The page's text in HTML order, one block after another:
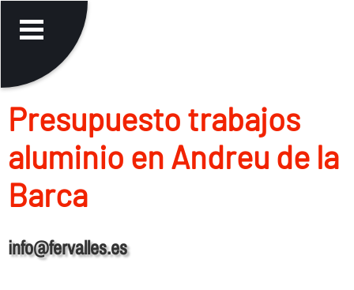
Presupuesto trabajos
aluminio en Andreu de la
Barca
info@fervalles.es